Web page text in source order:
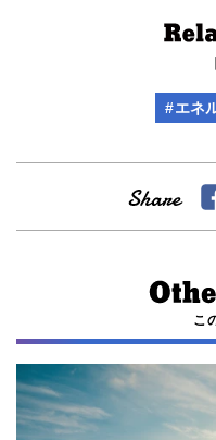
#エネ
こ